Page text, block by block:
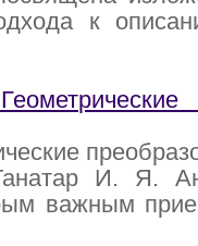
к
И. Я.
важным